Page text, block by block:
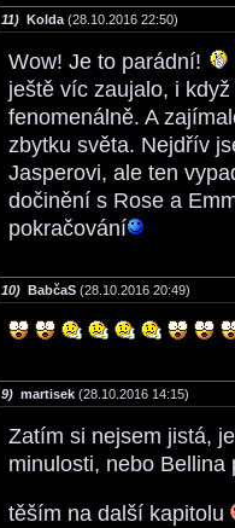
11) Kolda (28.10.2016 22:50)
Wow! Je to parádní!
ještě víc zaujalo, i
fenomenálně. A
zbytku světa. Nejdřív
Jasperovi, ale ten
dočinění s Rose a
pokračování
10) BabčaS (28.10.2016 20:49)
9) martisek (28.10.2016 14:15)
Zatím si nejsem jistá,
minulosti, nebo
těším na další kapitolu